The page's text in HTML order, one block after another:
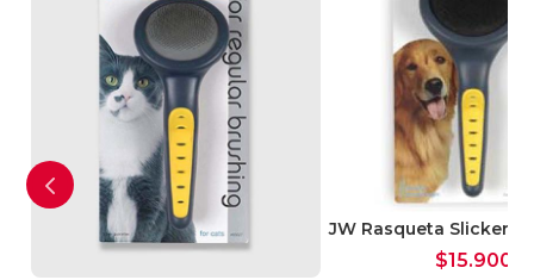
JW Rasqueta Slicker
$15.900